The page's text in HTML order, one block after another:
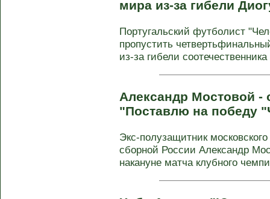
мира из-за гибели
Португальский футболист
пропустить
из-за гибели
Александр Мостовой
"Поставлю на победу
Экс-полузащитник
сборной России Александр
накануне матча клубного